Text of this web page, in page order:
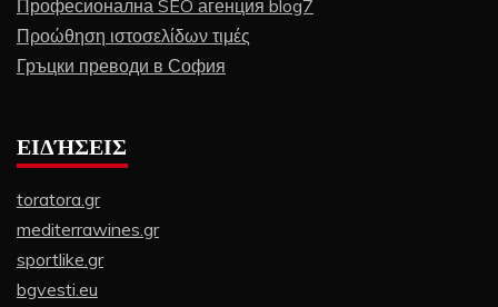
Професионална SEO агенция blog7
Προώθηση ιστοσελίδων τιμές
Гръцки преводи в София
ΕΙΔΉΣΕΙΣ
toratora.gr
mediterrawines.gr
sportlike.gr
bgvesti.eu